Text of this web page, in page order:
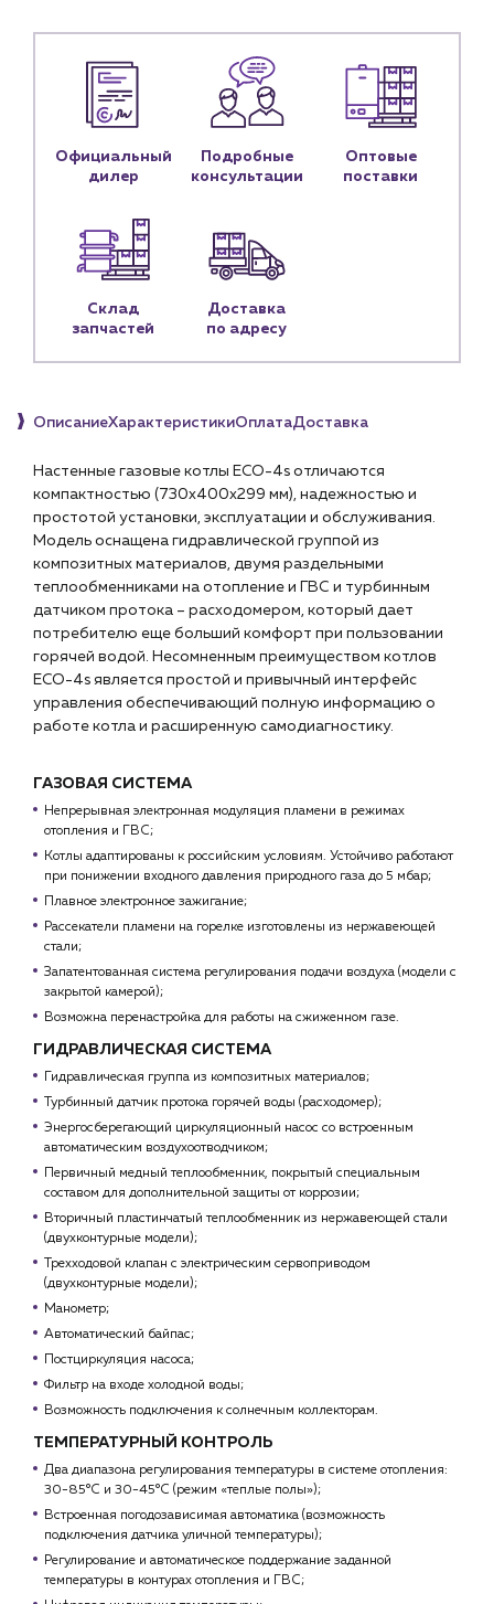
Снабженцам и подрядным организациям
Монтажным бригадам
Предприятиям и юр.лицам
О компании
Услуги
Водоснабжение и теплоснабжение
Сервис и обслуживание инженерных систем
Доставка
Контакты
Чат-бот
+7 (918) 070-19-79
Пн – пт: 9:00 – 18:00
sales@profpotok.ru
г. Краснодар, ул. Российская, 63
Официальный
дилер
Подробные
консультации
Оптовые
поставки
Склад
запчастей
Доставка
по адресу
ОписаниеХарактеристикиОплатаДоставка
Настенные газовые котлы ECO-4s отличаются
компактностью (730х400х299 мм), надежностью и
простотой установки, эксплуатации и обслуживания.
Модель оснащена гидравлической группой из
композитных материалов, двумя раздельными
теплообменниками на отопление и ГВС и турбинным
датчиком протока – расходомером, который дает
потребителю еще больший комфорт при пользовании
горячей водой. Несомненным преимуществом котлов
ECO-4s является простой и привычный интерфейс
управления обеспечивающий полную информацию о
работе котла и расширенную самодиагностику.
ГАЗОВАЯ СИСТЕМА
Непрерывная электронная модуляция пламени в режимах
отопления и ГВС;
Котлы адаптированы к российским условиям. Устойчиво работают
при понижении входного давления природного газа до 5 мбар;
Плавное электронное зажигание;
Рассекатели пламени на горелке изготовлены из нержавеющей
стали;
Запатентованная система регулирования подачи воздуха (модели с
закрытой камерой);
Возможна перенастройка для работы на сжиженном газе.
ГИДРАВЛИЧЕСКАЯ СИСТЕМА
Гидравлическая группа из композитных материалов;
Турбинный датчик протока горячей воды (расходомер);
Энергосберегающий циркуляционный насос со встроенным
автоматическим воздухоотводчиком;
Первичный медный теплообменник, покрытый специальным
составом для дополнительной защиты от коррозии;
Вторичный пластинчатый теплообменник из нержавеющей стали
(двухконтурные модели);
Трехходовой клапан с электрическим сервоприводом
(двухконтурные модели);
Манометр;
Автоматический байпас;
Постциркуляция насоса;
Фильтр на входе холодной воды;
Возможность подключения к солнечным коллекторам.
ТЕМПЕРАТУРНЫЙ КОНТРОЛЬ
Два диапазона регулирования температуры в системе отопления:
30-85°С и 30-45°С (режим «теплые полы»);
Встроенная погодозависимая автоматика (возможность
подключения датчика уличной температуры);
Регулирование и автоматическое поддержание заданной
температуры в контурах отопления и ГВС;